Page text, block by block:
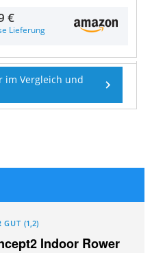
€
Lieferung
im Vergleich und
GUT (1,2)
Indoor Rower